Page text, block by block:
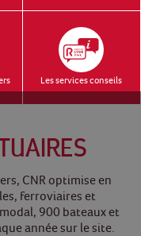
Les services conseils
CNR optimise en
ferroviaires et
900 bateaux et
année sur le site.